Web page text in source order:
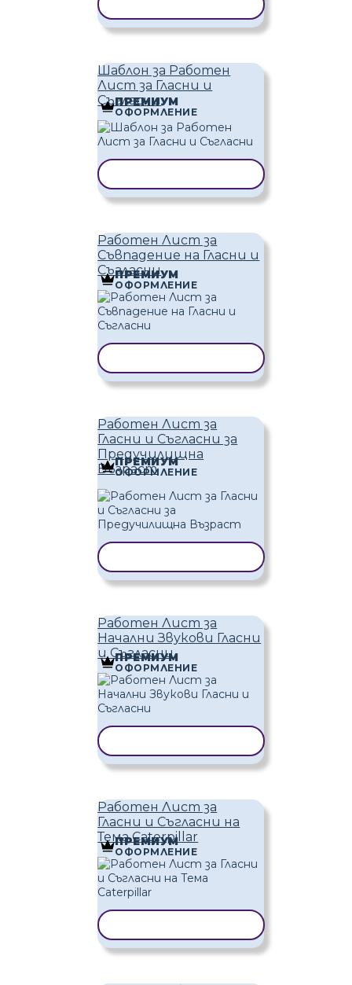
Шаблон за Работен
Лист за Гласни и
Съгласни
ПРЕМИУМ
ОФОРМЛЕНИЕ
Работен Лист за
Съвпадение на Гласни и
Съгласни
ПРЕМИУМ
ОФОРМЛЕНИЕ
Работен Лист за
Гласни и Съгласни за
Предучилищна
Възраст
ПРЕМИУМ
ОФОРМЛЕНИЕ
Работен Лист за
Начални Звукови Гласни
и Съгласни
ПРЕМИУМ
ОФОРМЛЕНИЕ
Работен Лист за
Гласни и Съгласни на
Тема Caterpillar
ПРЕМИУМ
ОФОРМЛЕНИЕ